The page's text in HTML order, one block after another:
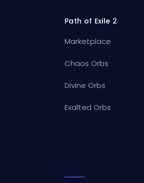
Path of Exile 2
Marketplace
Chaos Orbs
Divine Orbs
Exalted Orbs